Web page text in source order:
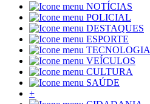
NOTÍCIAS
POLICIAL
DESTAQUES
ESPORTE
TECNOLOGIA
VEÍCULOS
CULTURA
SAÚDE
+